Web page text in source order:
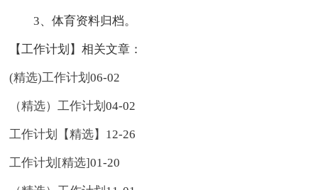
3、体育资料归档。
【工作计划】相关文章：
(精选)工作计划06-02
（精选）工作计划04-02
工作计划【精选】 12-26
工作计划[精选]01-20